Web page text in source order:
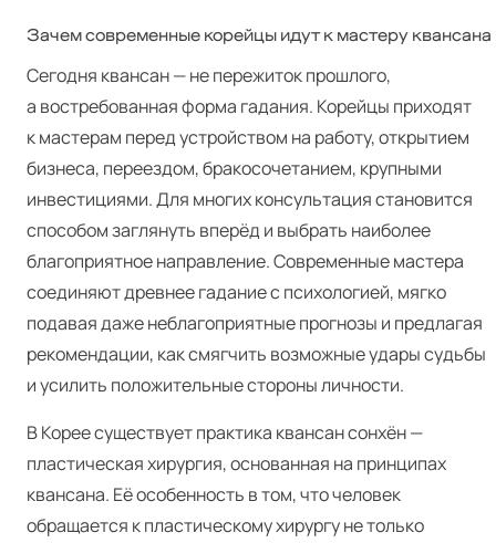
Зачем современные корейцы идут к мастеру квансана
Сегодня квансан — не пережиток прошлого,
а востребованная форма гадания. Корейцы приходят
к мастерам перед устройством на работу, открытием
бизнеса, переездом, бракосочетанием, крупными
инвестициями. Для многих консультация становится
способом заглянуть вперёд и выбрать наиболее
благоприятное направление. Современные мастера
соединяют древнее гадание с психологией, мягко
подавая даже неблагоприятные прогнозы и предлагая
рекомендации, как смягчить возможные удары судьбы
и усилить положительные стороны личности.
В Корее существует практика квансан сонхён —
пластическая хирургия, основанная на принципах
квансана. Её особенность в том, что человек
обращается к пластическому хирургу не только